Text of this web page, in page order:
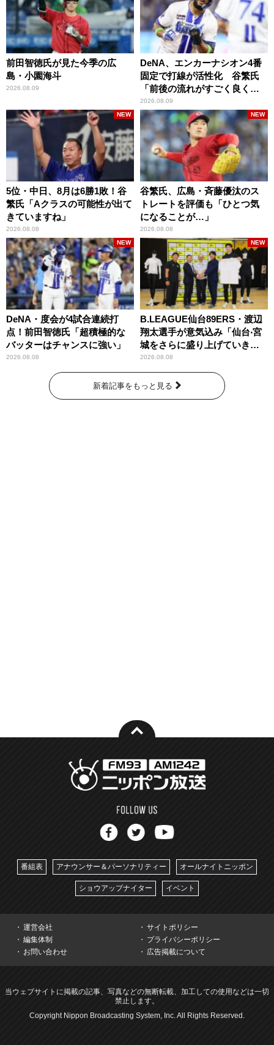
前田智徳氏が見た今季の広
島・小園海斗
2026.08.09
DeNA、エンカーナシオン4番
固定で打線が活性化 谷繁氏
「前後の流れがすごく良くな
りましたね」
2026.08.09
5位・中日、8月は6勝1敗！谷
繁氏「Aクラスの可能性が出て
きていますね」
2026.08.08
NEW
谷繁氏、広島・斉藤優汰のス
トレートを評価も「ひとつ気
になることが…」
2026.08.08
NEW
DeNA・度会が4試合連続打
点！前田智徳氏「超積極的な
バッターはチャンスに強い」
2026.08.08
NEW
B.LEAGUE仙台89ERS・渡辺
翔太選手が意気込み「仙台‧宮
城をさらに盛り上げていきた
いです」
2026.08.08
NEW
新着記事をもっと見る
番組表 アナウンサー＆パーソナリティー オールナイトニッポン
ショウアップナイター イベント
運営会社
サイトポリシー
編集体制
プライバシーポリシー
お問い合わせ
広告掲載について
当ウェブサイトに掲載の記事、写真などの無断転載、加工しての使用などは一切
禁止します。
Copyright Nippon Broadcasting System, Inc. All Rights Reserved.